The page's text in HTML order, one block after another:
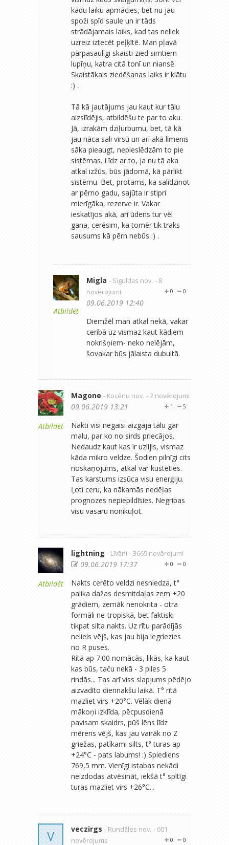
kādu laiku apmācies, bet nu jau
spoži spīd saule un ir tāds
strādājamais laiks, kad tas neliek
uzreiz iztecēt peļķītē. Man pļavā
pārpasaulīgi skaisti zied simtiem
lupīņu, katra citā tonī un niansē.
Skaistākais ziedēšanas laiks ir klātu
:) .
Tā kā jautājums jau kaut kur tālu
aizslīdējis, atbildēšu te par to aku.
Jā, izrakām dziļurbumu, bet, tā kā
jau nāca sali virsū un arī akā līmenis
sāka pieaugt, nepieslēdzām to pie
sistēmas. Līdz ar to, ja nu tā aka
atkal izžūs, būs jādomā, kā pārlikt
sistēmu. Bet, protams, ka salīdzinot
ar pērno gadu, sajūta ir stipri
mierīgāka, rezerve ir. Vakar
ieskatījos akā, arī ūdens tur vēl
gana, cerēsim, ka tomēr tik traks
sausums kā pērn nebūs :) .
Atbildēt
Migla - Siguldas nov. - 8
novērojumi
0
0
09.06.2019 12:40
Diemžēl man atkal nekā, vakar
cerībā uz vismaz kaut kādiem
nokrišņiem- neko nelējām,
šovakar būs jālaista dubultā.
Atbildēt
Magone - Kocēnu nov. - 2 novērojumi
5
1
09.06.2019 13:21
Naktī visi negaisi aizgāja tālu gar
malu, par ko no sirds priecājos.
Nedaudz kaut kas ir uzlijis, vismaz
kāda mikro veldze. Šodien pilnīgi cits
noskaņojums, atkal var kustēties.
Tas karstums izsūca visu enerģiju.
Ļoti ceru, ka nākamās nedēļas
prognozes nepiepildīsies. Negribas
visu vasaru nonīkuļot.
Atbildēt
lightning - Līvāni - 3669 novērojumi
0
0
09.06.2019 17:37
Nakts cerēto veldzi nesniedza, t°
palika dažas desmitdaļas zem +20
grādiem, zemāk nenokrita - otra
formāli ne-tropiskā, bet faktiski
tikpat silta nakts. Uz rītu parādījās
neliels vējš, kas jau bija iegriezies
no R puses.
Rītā ap 7.00 nomācās, likās, ka kaut
kas būs, taču nekā - 3 piles 5
rindās... Tas arī viss slapjums pēdējo
aizvadīto diennakšu laikā. T° rītā
mazliet virs +20°C. Vēlāk dienā
mākoņi izklīda, pēcpusdienā
pavisam skaidrs, pūš lēns līdz
mērens vējš, kas jau vairāk no Z
griežas, patīkami silts, t° turas ap
+24°C - pats labums! :) Spiediens
769,5 mm. Vienīgi istabas nekādi
neizdodas atvēsināt, iekšā t° spītīgi
turas mazliet virs +26°C...
V veczirgs - Rundāles nov. - 601
novērojums
0
0